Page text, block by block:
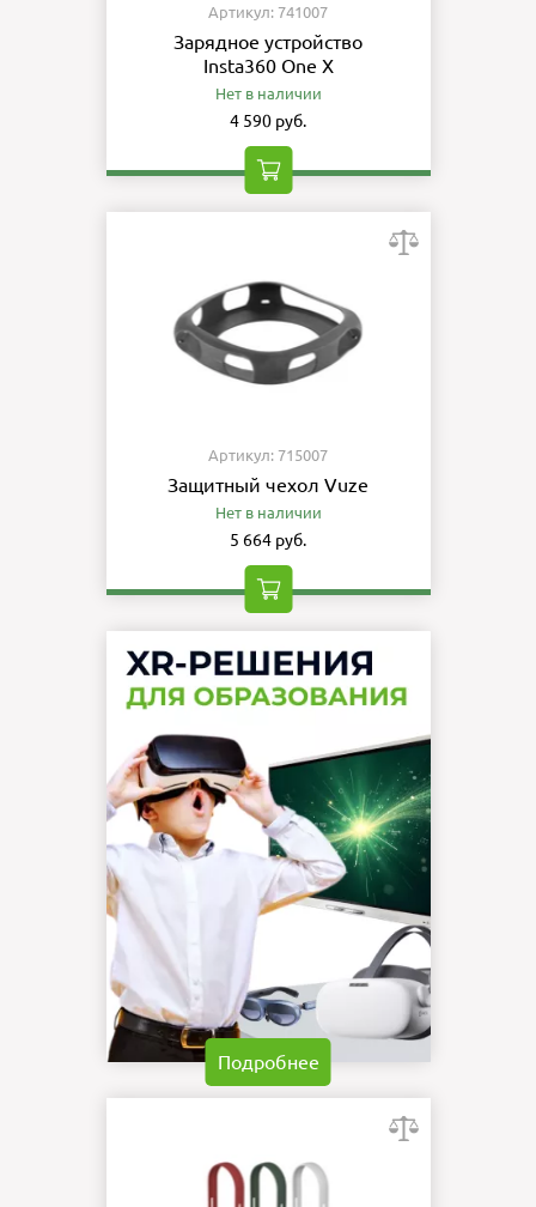
Артикул: 741007
Зарядное устройство
Insta360 One X
Нет в наличии
4 590 руб.
Артикул: 715007
Защитный чехол Vuze
Нет в наличии
5 664 руб.
Подробнее